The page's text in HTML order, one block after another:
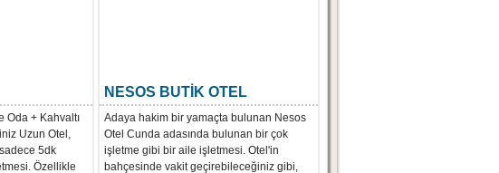
Oda + Kahvaltı
Uzun Otel,
5dk
Özellikle
NESOS BUTİK OTEL
Adaya hakim bir yamaçta bulunan Nesos
Otel Cunda adasında bulunan bir çok
işletme gibi bir aile işletmesi. Otel'in
bahçesinde vakit geçirebileceğiniz gibi,